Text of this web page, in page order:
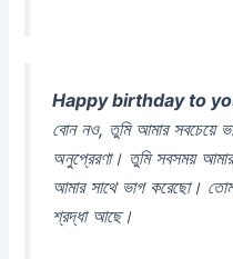
Happy birthday to
বোন নও, তুমি আমার সবচেয়ে
অনুপ্রেরণা। তুমি সবসময়
আমার সাথে ভাগ করেছো।
শ্রদ্ধা আছে।